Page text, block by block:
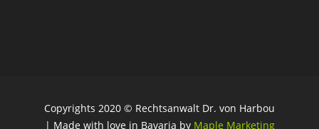
Copyrights 2020 © Rechtsanwalt Dr. von Harbou
| Made with love in Bavaria by Maple Marketing